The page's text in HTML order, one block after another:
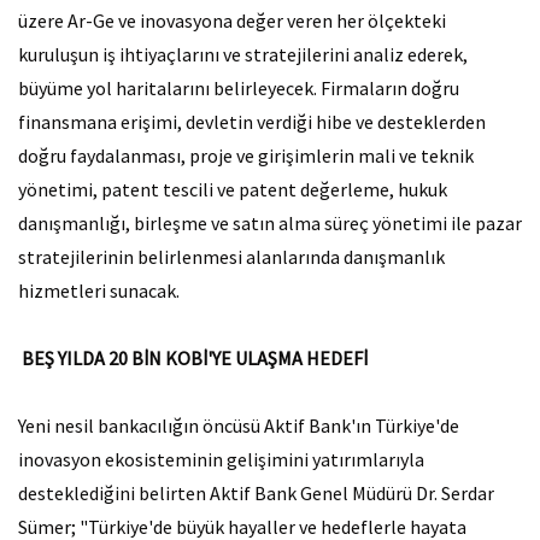
üzere Ar-Ge ve inovasyona değer veren her ölçekteki
kuruluşun iş ihtiyaçlarını ve stratejilerini analiz ederek,
büyüme yol haritalarını belirleyecek. Firmaların doğru
finansmana erişimi, devletin verdiği hibe ve desteklerden
doğru faydalanması, proje ve girişimlerin mali ve teknik
yönetimi, patent tescili ve patent değerleme, hukuk
danışmanlığı, birleşme ve satın alma süreç yönetimi ile pazar
stratejilerinin belirlenmesi alanlarında danışmanlık
hizmetleri sunacak.
BEŞ YILDA 20 BİN KOBİ'YE ULAŞMA HEDEFİ
Yeni nesil bankacılığın öncüsü Aktif Bank'ın Türkiye'de
inovasyon ekosisteminin gelişimini yatırımlarıyla
desteklediğini belirten Aktif Bank Genel Müdürü Dr. Serdar
Sümer; "Türkiye'de büyük hayaller ve hedeflerle hayata